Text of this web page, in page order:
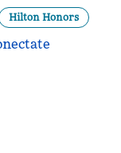
Hilton Honors